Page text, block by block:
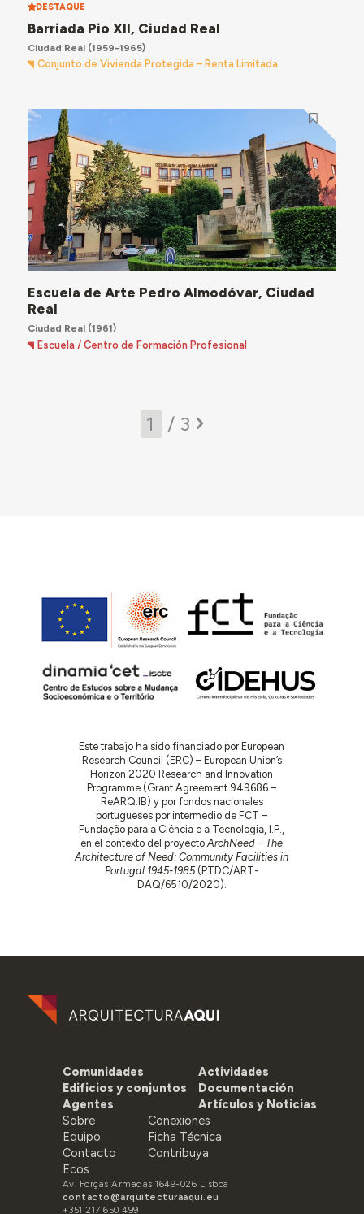
DESTAQUE
Barriada Pio XII, Ciudad Real
Ciudad Real(1959-1965)
Conjunto de Vivienda Protegida – Renta Limitada
Escuela de Arte Pedro Almodóvar, Ciudad
Real
Ciudad Real(1961)
Escuela / Centro de Formación Profesional
/ 3
Este trabajo ha sido financiado por European
Research Council (ERC) – European Union’s
Horizon 2020 Research and Innovation
Programme (Grant Agreement 949686 –
ReARQ.IB) y por fondos nacionales
portugueses por intermedio de FCT –
Fundação para a Ciência e a Tecnologia, I.P.,
en el contexto del proyectoArchNeed – The
Architecture of Need: Community Facilities in
Portugal 1945-1985(PTDC/ART-
DAQ/6510/2020).
Comunidades
Edificios y conjuntos
Agentes
Actividades
Documentación
Artículos y Noticias
Sobre
Equipo
Contacto
Ecos
Conexiones
Ficha Técnica
Contribuya
Av. Forças Armadas 1649-026 Lisboa
contacto@arquitecturaaqui.eu
+351 217 650 499